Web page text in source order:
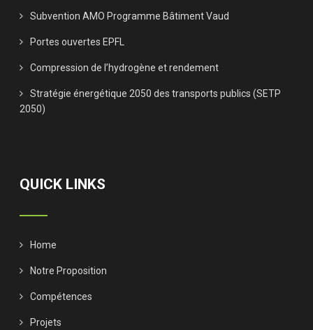
Subvention AMO Programme Bâtiment Vaud
Portes ouvertes EPFL
Compression de l’hydrogène et rendement
Stratégie énergétique 2050 des transports publics (SETP
2050)
QUICK LINKS
Home
Notre Proposition
Compétences
Projets